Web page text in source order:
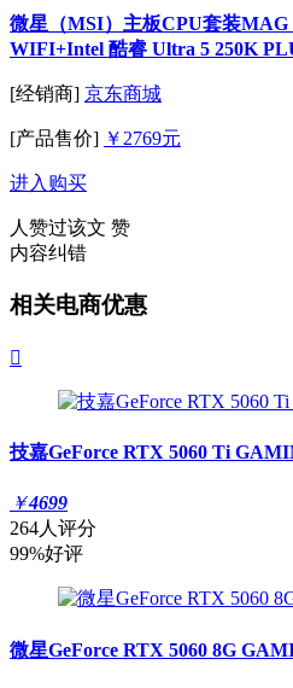
微星（MSI）主板CPU套装
WIFI+Intel 酷睿 Ultra 5 250K
[经销商] 京东商城
[产品售价] ￥2769元
进入购买
人赞过该文 赞
内容纠错
相关电商优惠

技嘉GeForce RTX 5060 Ti
￥4699
264人评分
99%好评
微星GeForce RTX 5060 8G